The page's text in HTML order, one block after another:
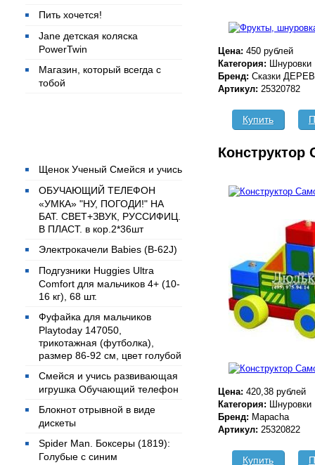
Пить хочется!
Jane детская коляска
PowerTwin
Магазин, который всегда с
тобой
Щенок Ученый Смейся и учись
ОБУЧАЮЩИЙ ТЕЛЕФОН
«УМКА» "НУ, ПОГОДИ!" НА
БАТ. СВЕТ+ЗВУК, РУССИФИЦ.
В ПЛАСТ. в кор.2*36шт
Электрокачели Babies (B-62J)
Подгузники Huggies Ultra
Comfort для мальчиков 4+ (10-
16 кг), 68 шт.
Фуфайка для мальчиков
Playtoday 147050,
трикотажная (футболка),
размер 86-92 см, цвет голубой
Смейся и учись развивающая
игрушка Обучающий телефон
Блокнот отрывной в виде
дискеты
Spider Man. Боксеры (1819):
Голубые с синим
Цена: 450 рублей
Категория: Шнуровки
Бренд: Сказки
Артикул: 25320782
Купить
Конструктор
Цена: 420,38 рублей
Категория: Шнуровки
Бренд: Mapacha
Артикул: 25320822
Купить